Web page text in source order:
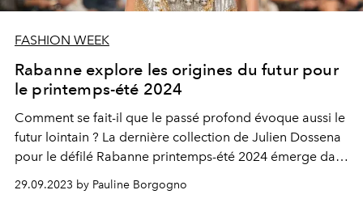
FASHION WEEK
Rabanne explore les origines du futur pour
le printemps-été 2024
Comment se fait-il que le passé profond évoque aussi le
futur lointain ? La dernière collection de Julien Dossena
pour le défilé Rabanne printemps-été 2024 émerge dans
perdurent se heurtent aux histoires rêvées, où la réalité
29.09.2023 by Pauline Borgogno